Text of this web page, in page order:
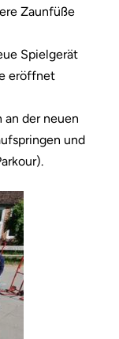
Zaunfüße
Spielgerät
eröffnet
an der neuen
und